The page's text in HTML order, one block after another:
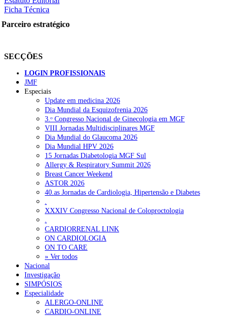
Ficha Técnica
Parceiro estratégico
SECÇÕES
LOGIN PROFISSIONAIS
JMF
Especiais
Update em medicina 2026
Dia Mundial da Esquizofrenia 2026
3.ᵒ Congresso Nacional de Ginecologia em MGF
VIII Jornadas Multidisciplinares MGF
Dia Mundial do Glaucoma 2026
Dia Mundial HPV 2026
15 Jornadas Diabetologia MGF Sul
Allergy & Respiratory Summit 2026
Breast Cancer Weekend
ASTOR 2026
40.as Jornadas de Cardiologia, Hipertensão e Diabetes
XXXIV Congresso Nacional de Coloproctologia
CARDIORRENAL LINK
ON CARDIOLOGIA
ON TO CARE
» Ver todos
Nacional
Investigação
SIMPÓSIOS
Especialidade
ALERGO-ONLINE
CARDIO-ONLINE